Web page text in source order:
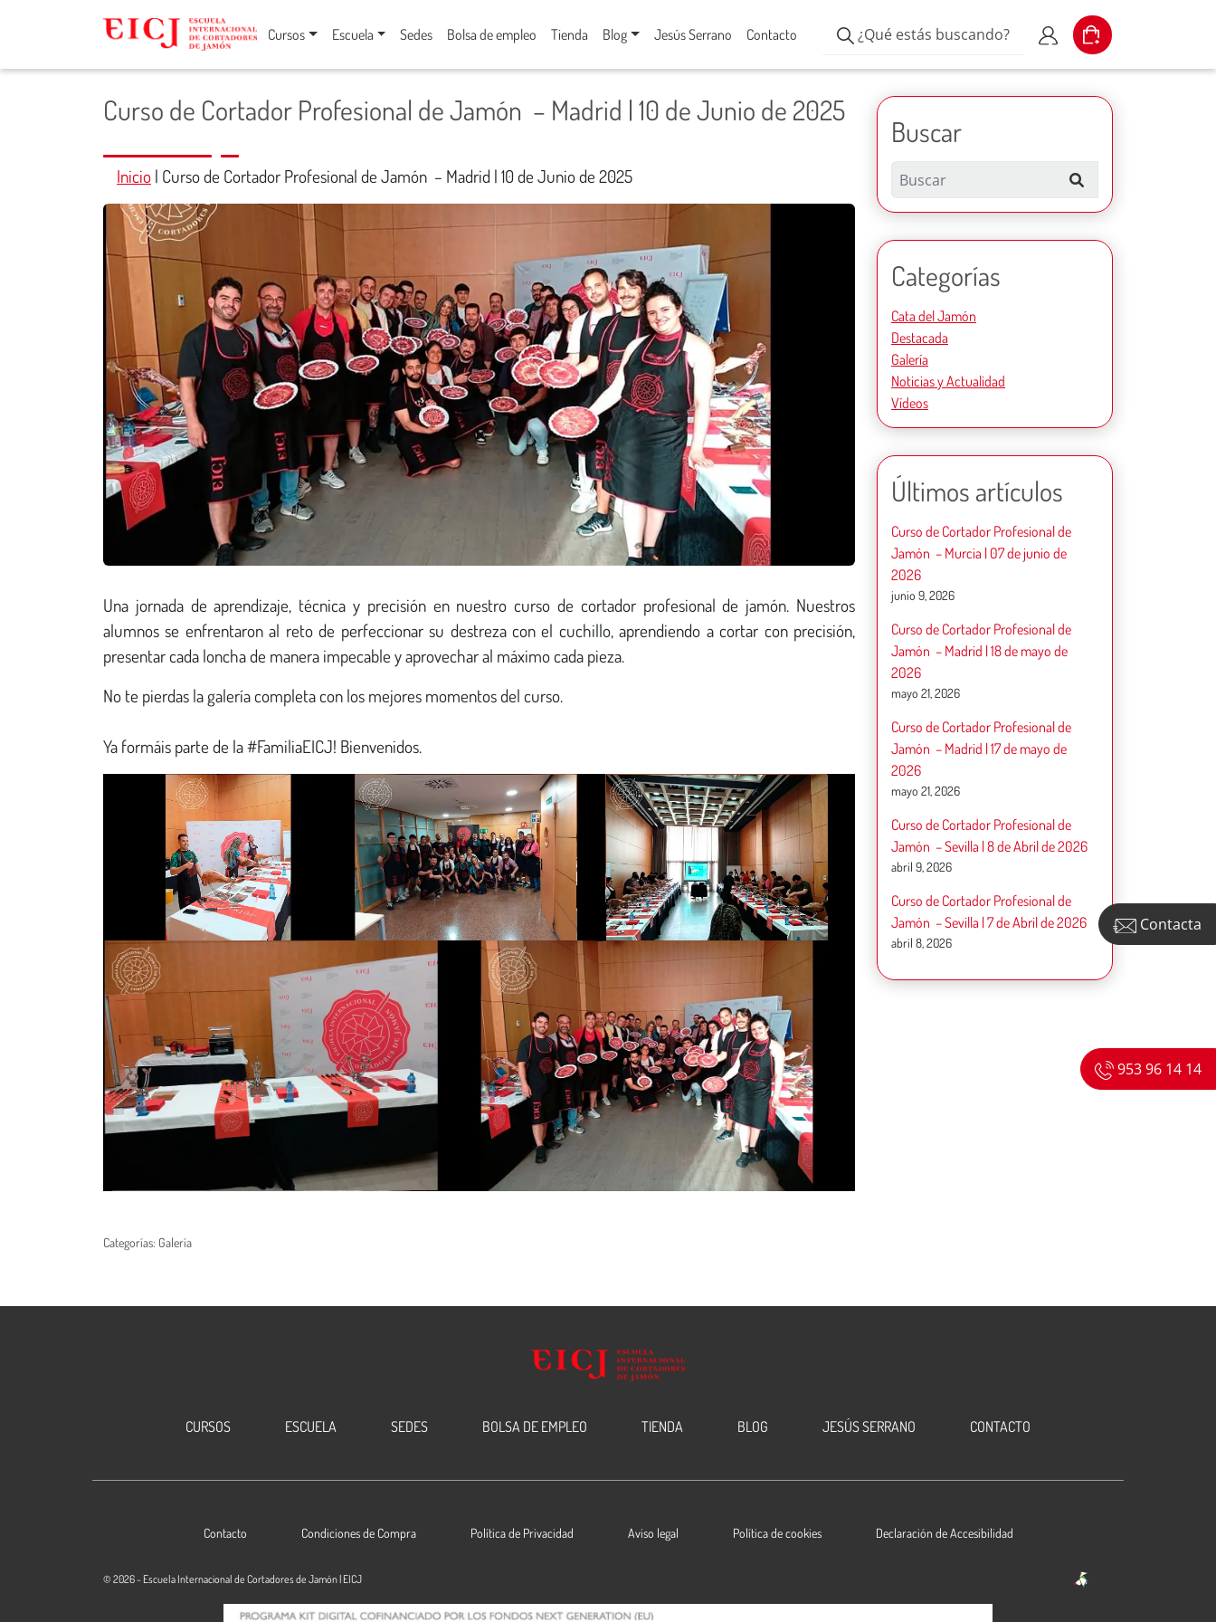
Cursos Escuela Sedes Bolsa de empleo Tienda Blog Jesús Serrano Contacto
¿Qué estás buscando?
Mi cuenta
Cart
Contacta
953 96 14 14
Curso de Cortador Profesional de Jamón – Madrid | 10 de Junio de 2025
Inicio | Curso de Cortador Profesional de Jamón – Madrid | 10 de Junio de 2025
Una jornada de aprendizaje, técnica y precisión en nuestro curso de cortador profesional de jamón. Nuestros
alumnos se enfrentaron al reto de perfeccionar su destreza con el cuchillo, aprendiendo a cortar con precisión,
presentar cada loncha de manera impecable y aprovechar al máximo cada pieza.
No te pierdas la galería completa con los mejores momentos del curso.
Ya formáis parte de la #FamiliaEICJ! Bienvenidos.
Categorías: Galería
Buscar
Categorías
Cata del Jamón
Destacada
Galería
Noticias y Actualidad
Vídeos
Últimos artículos
Curso de Cortador Profesional de
Jamón – Murcia | 07 de junio de
2026
junio 9, 2026
Curso de Cortador Profesional de
Jamón – Madrid | 18 de mayo de
2026
mayo 21, 2026
Curso de Cortador Profesional de
Jamón – Madrid | 17 de mayo de
2026
mayo 21, 2026
Curso de Cortador Profesional de
Jamón – Sevilla | 8 de Abril de 2026
abril 9, 2026
Curso de Cortador Profesional de
Jamón – Sevilla | 7 de Abril de 2026
abril 8, 2026
CURSOS ESCUELA SEDES BOLSA DE EMPLEO TIENDA BLOG JESÚS SERRANO CONTACTO
Contacto Condiciones de Compra Política de Privacidad Aviso legal Política de cookies Declaración de Accesibilidad
© 2026 - Escuela Internacional de Cortadores de Jamón | EICJ